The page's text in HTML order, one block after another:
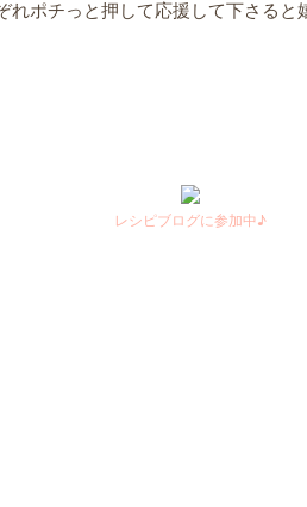
れポチっと押して応援して下さると
レシピブログに参加中♪